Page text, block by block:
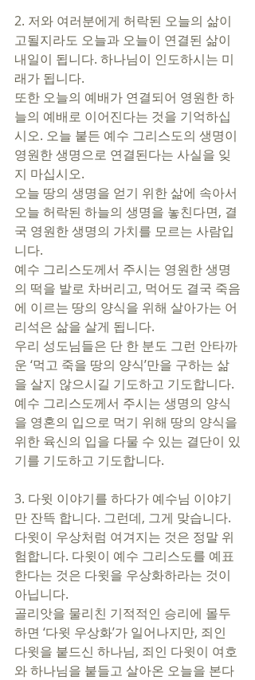
2. 저와 여러분에게 허락된 오늘의 삶이
고될지라도 오늘과 오늘이 연결된 삶이
내일이 됩니다. 하나님이 인도하시는 미
래가 됩니다.
또한 오늘의 예배가 연결되어 영원한 하
늘의 예배로 이어진다는 것을 기억하십
시오. 오늘 붙든 예수 그리스도의 생명이
영원한 생명으로 연결된다는 사실을 잊
지 마십시오.
오늘 땅의 생명을 얻기 위한 삶에 속아서
오늘 허락된 하늘의 생명을 놓친다면, 결
국 영원한 생명의 가치를 모르는 사람입
니다.
예수 그리스도께서 주시는 영원한 생명
의 떡을 발로 차버리고, 먹어도 결국 죽음
에 이르는 땅의 양식을 위해 살아가는 어
리석은 삶을 살게 됩니다.
우리 성도님들은 단 한 분도 그런 안타까
운 ‘먹고 죽을 땅의 양식’만을 구하는 삶
을 살지 않으시길 기도하고 기도합니다.
예수 그리스도께서 주시는 생명의 양식
을 영혼의 입으로 먹기 위해 땅의 양식을
위한 육신의 입을 다물 수 있는 결단이 있
기를 기도하고 기도합니다.
3. 다윗 이야기를 하다가 예수님 이야기
만 잔뜩 합니다. 그런데, 그게 맞습니다.
다윗이 우상처럼 여겨지는 것은 정말 위
험합니다. 다윗이 예수 그리스도를 예표
한다는 것은 다윗을 우상화하라는 것이
아닙니다.
골리앗을 물리친 기적적인 승리에 몰두
하면 ‘다윗 우상화’가 일어나지만, 죄인
다윗을 붙드신 하나님, 죄인 다윗이 여호
와 하나님을 붙들고 살아온 오늘을 본다